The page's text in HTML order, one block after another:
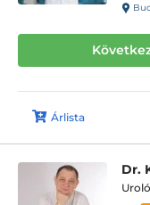
Árlista
Dr.